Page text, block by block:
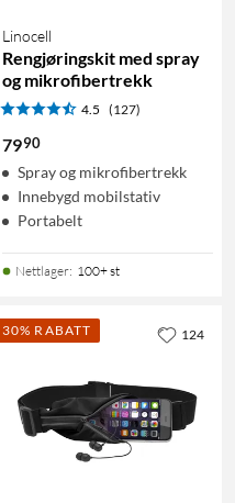
Linocell
Rengjøringskit med spray
og mikrofibertrekk
4.5 (127)
7990
Spray og mikrofibertrekk
Innebygd mobilstativ
Portabelt
Nettlager: 100+ st
30% RABATT 124